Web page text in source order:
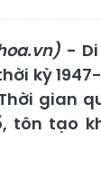
-
kỳ
gian
tôn tạo